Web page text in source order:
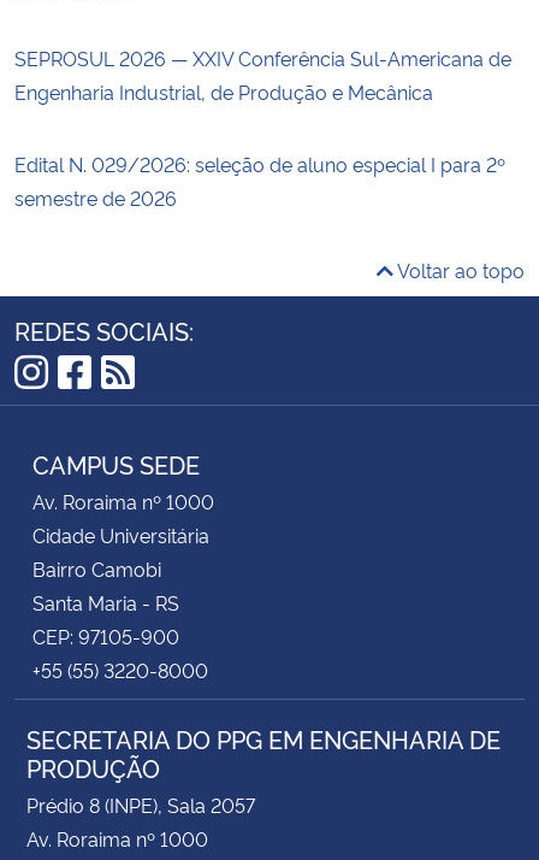
SEPROSUL 2026 — XXIV Conferência Sul-Americana de
Engenharia Industrial, de Produção e Mecânica
Edital N. 029/2026: seleção de aluno especial I para 2º
semestre de 2026
Voltar ao topo
REDES SOCIAIS:
Instagram
Facebook
RSS
CAMPUS SEDE
Av. Roraima nº 1000
Cidade Universitária
Bairro Camobi
Santa Maria - RS
CEP: 97105-900
+55 (55) 3220-8000
SECRETARIA DO PPG EM ENGENHARIA DE
PRODUÇÃO
Prédio 8 (INPE), Sala 2057
Av. Roraima nº 1000